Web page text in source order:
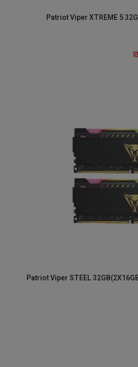
Patriot Viper XTREME 5
Patriot Viper STEEL